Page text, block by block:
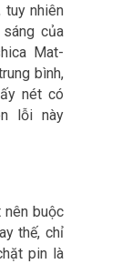
tuy nhiên
của
Mat-
bình,
nét có
lỗi này
buộc
thế, chỉ
pin là